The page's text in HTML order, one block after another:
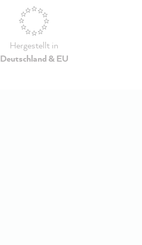
Hergestellt in
Deutschland & EU